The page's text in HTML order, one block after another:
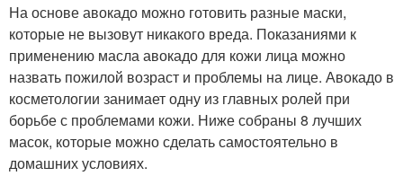
На основе авокадо можно готовить разные маски,
которые не вызовут никакого вреда. Показаниями к
применению масла авокадо для кожи лица можно
назвать пожилой возраст и проблемы на лице. Авокадо в
косметологии занимает одну из главных ролей при
борьбе с проблемами кожи. Ниже собраны 8 лучших
масок, которые можно сделать самостоятельно в
домашних условиях.